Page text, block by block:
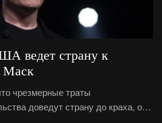
ведет страну к
Маск
чрезмерные траты
доведут страну до краха, об